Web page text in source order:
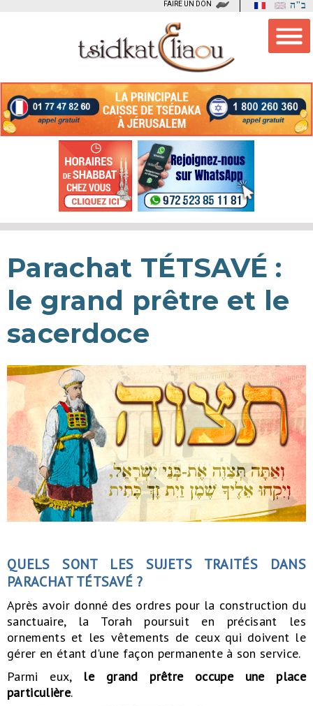
ב"ה FAIRE UN DON
Parachat TÉTSAVÉ :
le grand prêtre et le
sacerdoce
QUELS SONT LES SUJETS TRAITÉS DANS
PARACHAT TÉTSAVÉ ?
Après avoir donné des ordres pour la construction du
sanctuaire, la Torah poursuit en précisant les
ornements et les vêtements de ceux qui doivent le
gérer en étant d'une façon permanente à son service.
Parmi eux, le grand prêtre occupe une place
particulière.